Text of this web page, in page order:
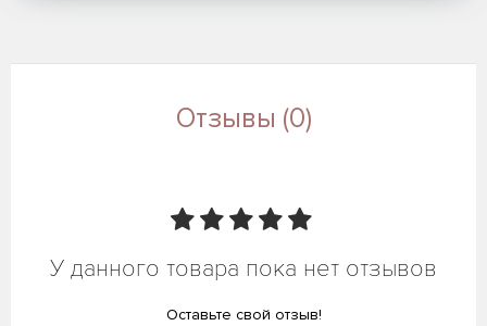
Отзывы (0)
У данного товара пока нет отзывов
Оставьте свой отзыв!